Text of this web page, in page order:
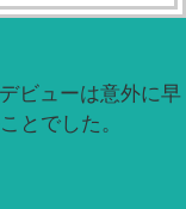
ビューは意外に早
とでした。